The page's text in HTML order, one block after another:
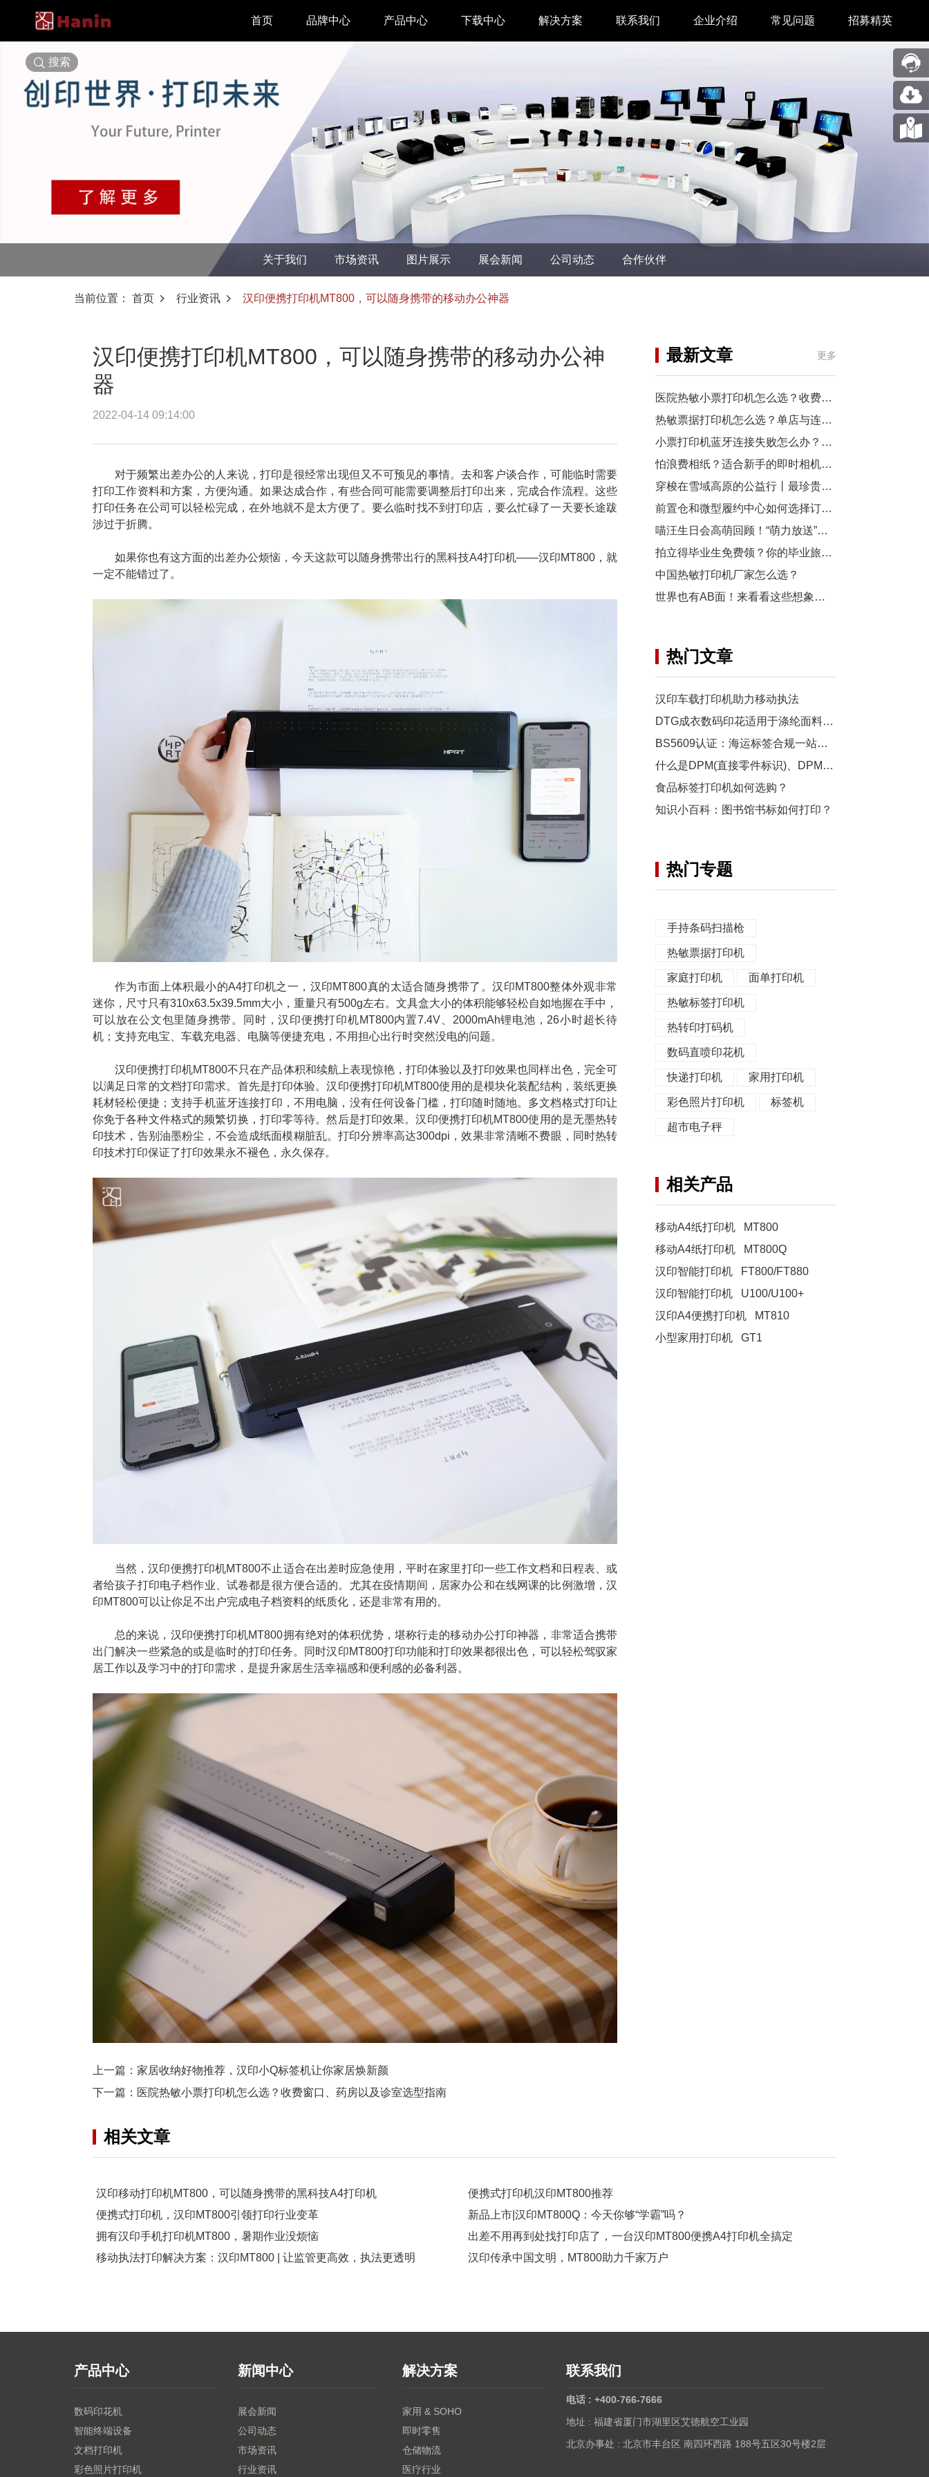
首页 品牌中心 产品中心 下载中心
汉印管家
工具下载
汉码标签软件
解决方案
即时零售
仓储物流
增材制造
联系我们
业务合作
回收再利用服务
问题反馈&建议
企业介绍
关于我们
图片展示
合作伙伴
汉印人文
公司动态
3D打印
常见问题 招募精英
搜索
关于我们 市场资讯 图片展示 展会新闻 公司动态 合作伙伴
当前位置： 首页 行业资讯 汉印便携打印机MT800，可以随身携带的移动办公神器
汉印便携打印机MT800，可以随身携带的移动办公神
器
2022-04-14 09:14:00
对于频繁出差办公的人来说，打印是很经常出现但又不可预见的事情。去和客户谈合作，可能临时需要
打印工作资料和方案，方便沟通。如果达成合作，有些合同可能需要调整后打印出来，完成合作流程。这些
打印任务在公司可以轻松完成，在外地就不是太方便了。要么临时找不到打印店，要么忙碌了一天要长途跋
涉过于折腾。
如果你也有这方面的出差办公烦恼，今天这款可以随身携带出行的黑科技A4打印机——汉印MT800，就
一定不能错过了。
作为市面上体积最小的A4打印机之一，汉印MT800真的太适合随身携带了。汉印MT800整体外观非常
迷你，尺寸只有310x63.5x39.5mm大小，重量只有500g左右。文具盒大小的体积能够轻松自如地握在手中，
可以放在公文包里随身携带。同时，汉印便携打印机MT800内置7.4V、2000mAh锂电池，26小时超长待
机；支持充电宝、车载充电器、电脑等便捷充电，不用担心出行时突然没电的问题。
汉印便携打印机MT800不只在产品体积和续航上表现惊艳，打印体验以及打印效果也同样出色，完全可
以满足日常的文档打印需求。首先是打印体验。汉印便携打印机MT800使用的是模块化装配结构，装纸更换
耗材轻松便捷；支持手机蓝牙连接打印，不用电脑，没有任何设备门槛，打印随时随地。多文档格式打印让
你免于各种文件格式的频繁切换，打印零等待。然后是打印效果。汉印便携打印机MT800使用的是无墨热转
印技术，告别油墨粉尘，不会造成纸面模糊脏乱。打印分辨率高达300dpi，效果非常清晰不费眼，同时热转
印技术打印保证了打印效果永不褪色，永久保存。
当然，汉印便携打印机MT800不止适合在出差时应急使用，平时在家里打印一些工作文档和日程表、或
者给孩子打印电子档作业、试卷都是很方便合适的。尤其在疫情期间，居家办公和在线网课的比例激增，汉
印MT800可以让你足不出户完成电子档资料的纸质化，还是非常有用的。
总的来说，汉印便携打印机MT800拥有绝对的体积优势，堪称行走的移动办公打印神器，非常适合携带
出门解决一些紧急的或是临时的打印任务。同时汉印MT800打印功能和打印效果都很出色，可以轻松驾驭家
居工作以及学习中的打印需求，是提升家居生活幸福感和便利感的必备利器。
上一篇： 家居收纳好物推荐，汉印小Q标签机让你家居焕新颜
下一篇： 医院热敏小票打印机怎么选？收费窗口、药房以及诊室选型指南
最新文章 更多
医院热敏小票打印机怎么选？收费窗口、药房以及诊室选型指南
热敏票据打印机怎么选？单店与连锁门店选型对比
小票打印机蓝牙连接失败怎么办？从配对到断连7步排查
怕浪费相纸？适合新手的即时相机推荐
穿梭在雪域高原的公益行丨最珍贵的“礼物”，是让孩子看见远方
前置仓和微型履约中心如何选择订单小票打印机？
喵汪生日会高萌回顾！“萌力放送”请查收~
拍立得毕业生免费领？你的毕业旅行照，也有机会上「三影堂」影展了！
中国热敏打印机厂家怎么选？
世界也有AB面！来看看这些想象力拉满的拍立得作品~
热门文章
汉印车载打印机助力移动执法
DTG成衣数码印花适用于涤纶面料吗？
BS5609认证：海运标签合规一站式指南（含打印机推荐）
什么是DPM(直接零件标识)、DPM码？如何有效扫描？
食品标签打印机如何选购？
知识小百科：图书馆书标如何打印？
热门专题
手持条码扫描枪
热敏票据打印机
家庭打印机 面单打印机
热敏标签打印机
热转印打码机
数码直喷印花机
快递打印机 家用打印机
彩色照片打印机 标签机
超市电子秤
相关产品
移动A4纸打印机 MT800
移动A4纸打印机 MT800Q
汉印智能打印机 FT800/FT880
汉印智能打印机 U100/U100+
汉印A4便携打印机 MT810
小型家用打印机 GT1
相关文章
汉印移动打印机MT800，可以随身携带的黑科技A4打印机
便携式打印机汉印MT800推荐
便携式打印机，汉印MT800引领打印行业变革
新品上市|汉印MT800Q：今天你够“学霸”吗？
拥有汉印手机打印机MT800，暑期作业没烦恼
出差不用再到处找打印店了，一台汉印MT800便携A4打印机全搞定
移动执法打印解决方案：汉印MT800 | 让监管更高效，执法更透明
汉印传承中国文明，MT800助力千家万户
产品中心
数码印花机
智能终端设备
文档打印机
彩色照片打印机
新闻中心
展会新闻
公司动态
市场资讯
行业资讯
解决方案
家用 & SOHO
即时零售
仓储物流
医疗行业
联系我们
电话 : +400-766-7666
地址 : 福建省厦门市湖里区艾德航空工业园
北京办事处 : 北京市丰台区 南四环西路 188号五区30号楼2层